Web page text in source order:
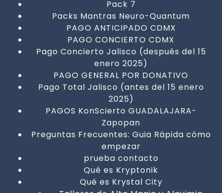
Pack 7
Packs Mantras Neuro-Quantum
PAGO ANTICIPADO CDMX
PAGO CONCIERTO CDMX
Pago Concierto Jalisco (después del 15
enero 2025)
PAGO GENERAL POR DONATIVO
Pago Total Jalisco (antes del 15 enero
2025)
PAGOS KonScierto GUADALAJARA-
Zapopan
Preguntas Frecuentes: Guia Rápida cómo
empezar
prueba contacto
Qué es Kryptonik
Qué es Krystal City